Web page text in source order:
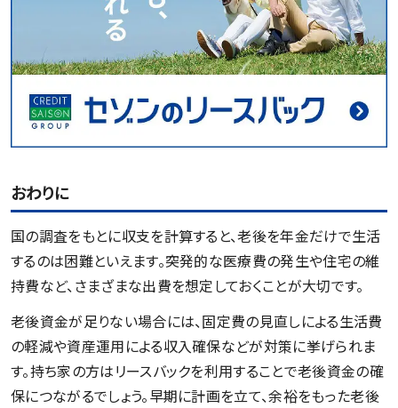
おわりに
国の調査をもとに収支を計算すると、老後を年金だけで生活
するのは困難といえます。突発的な医療費の発生や住宅の維
持費など、さまざまな出費を想定しておくことが大切です。
老後資金が足りない場合には、固定費の見直しによる生活費
の軽減や資産運用による収入確保などが対策に挙げられま
す。持ち家の方はリースバックを利用することで老後資金の確
保につながるでしょう。早期に計画を立て、余裕をもった老後